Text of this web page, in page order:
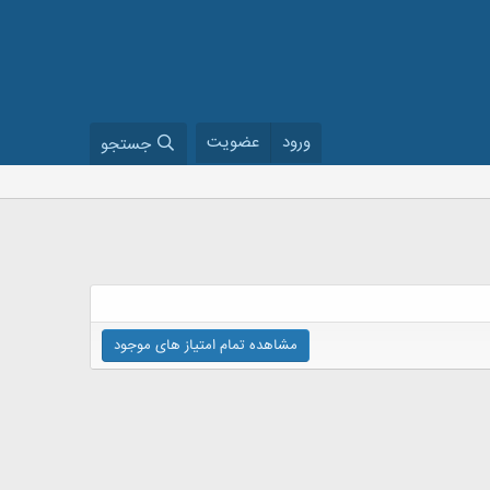
ورود عضویت جستجو
مشاهده تمام امتیاز های موجود